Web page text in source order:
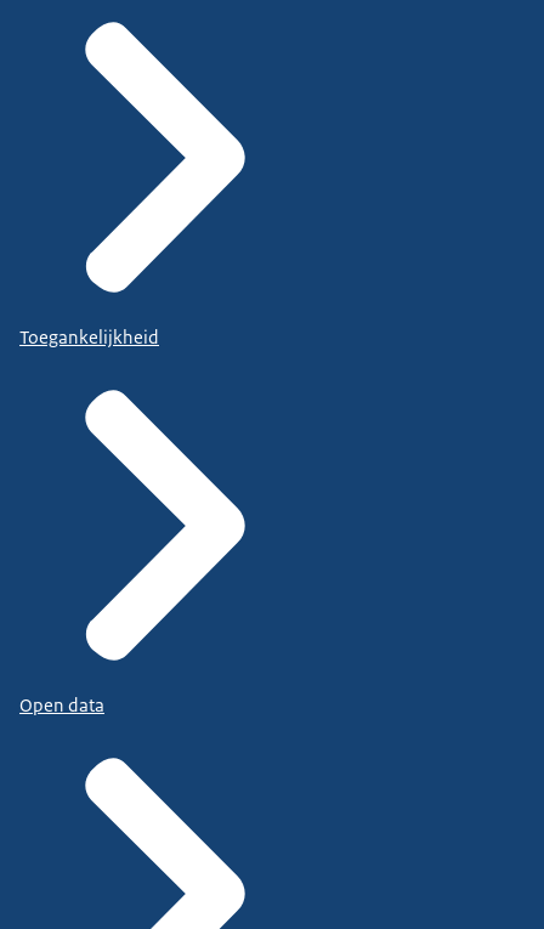
Toegankelijkheid
Open data